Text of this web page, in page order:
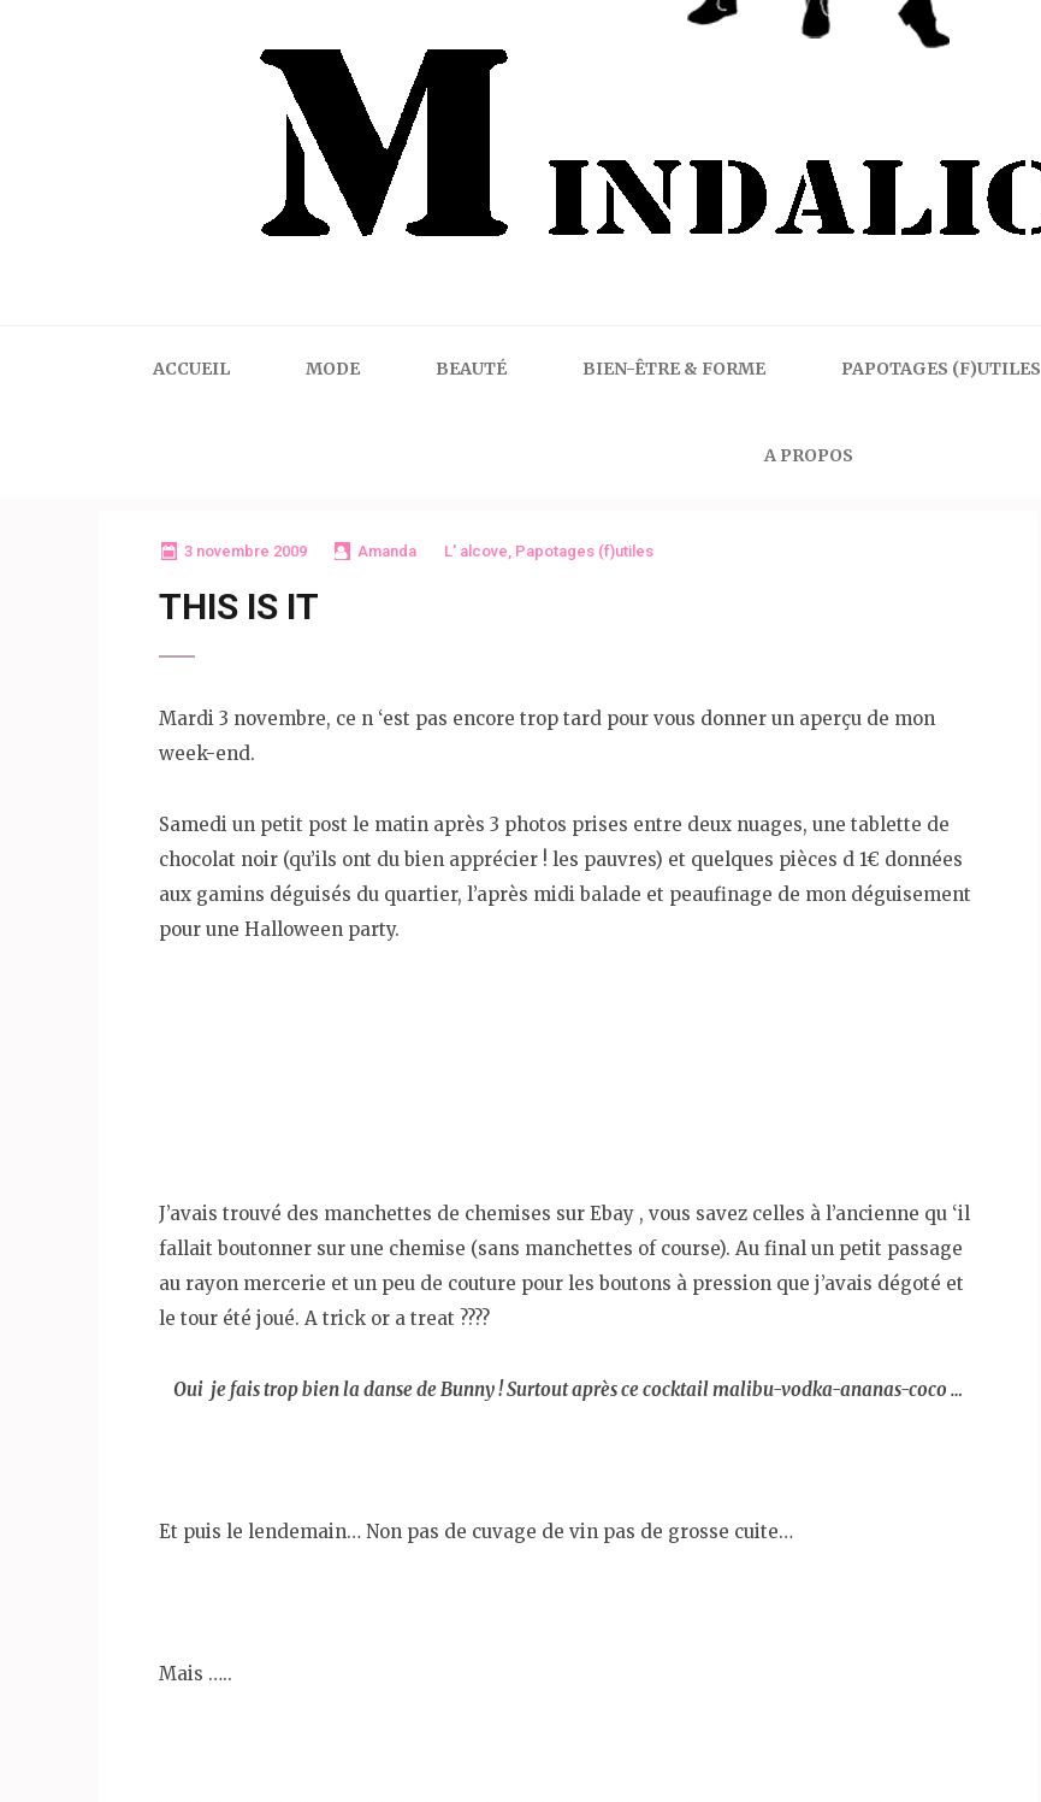
ACCUEIL MODE BEAUTÉ BIEN-ÊTRE & FORME PAPOTAGES (F)UTILES
A PROPOS
3 novembre 2009 Amanda L' alcove, Papotages (f)utiles
THIS IS IT
Mardi 3 novembre, ce n ‘est pas encore trop tard pour vous donner un aperçu de mon
week-end.
Samedi un petit post le matin après 3 photos prises entre deux nuages, une tablette de
chocolat noir (qu’ils ont du bien apprécier ! les pauvres) et quelques pièces d 1€ données
aux gamins déguisés du quartier, l’après midi balade et peaufinage de mon déguisement
pour une Halloween party.
J’avais trouvé des manchettes de chemises sur Ebay , vous savez celles à l’ancienne qu ‘il
fallait boutonner sur une chemise (sans manchettes of course). Au final un petit passage
au rayon mercerie et un peu de couture pour les boutons à pression que j’avais dégoté et
le tour été joué. A trick or a treat ????
Oui je fais trop bien la danse de Bunny ! Surtout après ce cocktail malibu-vodka-ananas-coco …
Et puis le lendemain… Non pas de cuvage de vin pas de grosse cuite…
Mais …..